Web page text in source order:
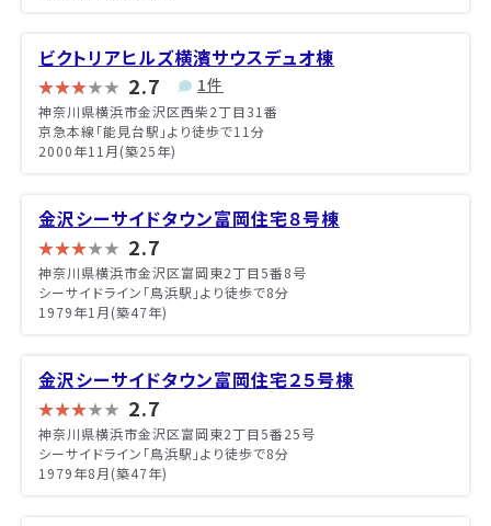
ビクトリアヒルズ横濱サウスデュオ棟
2.7 1件
神奈川県横浜市金沢区西柴2丁目31番
京急本線「能見台駅」より徒歩で11分
2000年11月(築25年)
金沢シーサイドタウン富岡住宅８号棟
2.7
神奈川県横浜市金沢区富岡東2丁目5番8号
シーサイドライン「鳥浜駅」より徒歩で8分
1979年1月(築47年)
金沢シーサイドタウン富岡住宅２５号棟
2.7
神奈川県横浜市金沢区富岡東2丁目5番25号
シーサイドライン「鳥浜駅」より徒歩で8分
1979年8月(築47年)